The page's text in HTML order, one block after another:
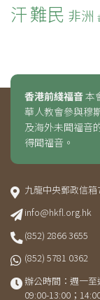
汗難民 非洲
香港前綫福音本
華人教會參與穆
及海外未聞福音
得聞福音。
九龍中央郵政信箱
info@hkfl.org.hk
(852) 2866 3655
(852) 5781 0362
辦公時間：週一至
09:00-13:00；